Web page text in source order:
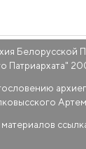
Белорусской
Патриархата"